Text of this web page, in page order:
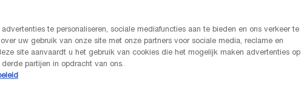
AANKOOP
te personaliseren, sociale mediafuncties aan te bieden en ons verkeer te
uw gebruik van onze site met onze partners voor sociale media, reclame en
site aanvaardt u het gebruik van cookies die het mogelijk maken advertenties op
partijen in opdracht van ons.